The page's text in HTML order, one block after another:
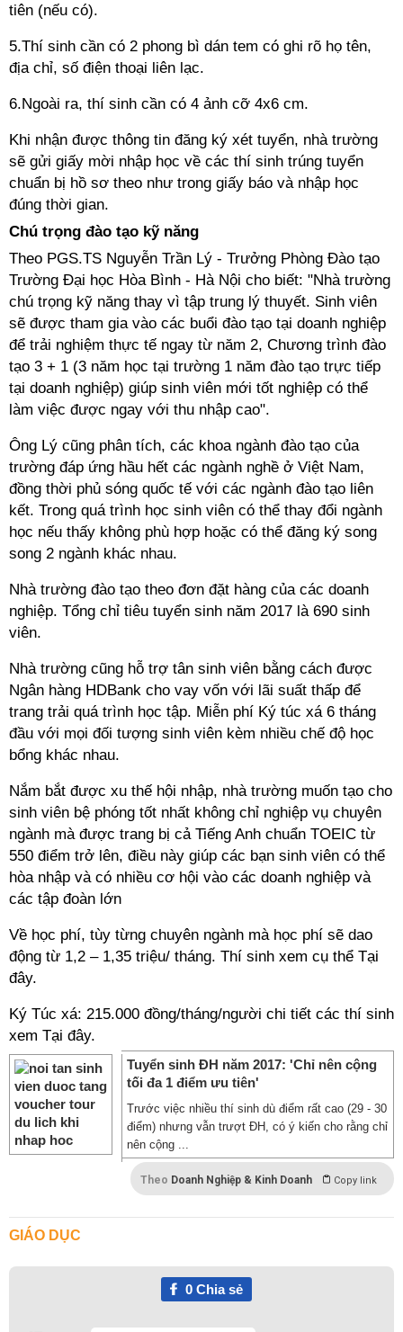
tiên (nếu có).
5.Thí sinh cần có 2 phong bì dán tem có ghi rõ họ tên,
địa chỉ, số điện thoại liên lạc.
6.Ngoài ra, thí sinh cần có 4 ảnh cỡ 4x6 cm.
Khi nhận được thông tin đăng ký xét tuyển, nhà trường
sẽ gửi giấy mời nhập học về các thí sinh trúng tuyển
chuẩn bị hồ sơ theo như trong giấy báo và nhập học
đúng thời gian.
Chú trọng đào tạo kỹ năng
Theo PGS.TS Nguyễn Trần Lý - Trưởng Phòng Đào tạo
Trường Đại học Hòa Bình - Hà Nội cho biết: "Nhà trường
chú trọng kỹ năng thay vì tập trung lý thuyết. Sinh viên
sẽ được tham gia vào các buổi đào tạo tại doanh nghiệp
để trải nghiệm thực tế ngay từ năm 2, Chương trình đào
tạo 3 + 1 (3 năm học tại trường 1 năm đào tạo trực tiếp
tại doanh nghiệp) giúp sinh viên mới tốt nghiệp có thể
làm việc được ngay với thu nhập cao".
Ông Lý cũng phân tích, các khoa ngành đào tạo của
trường đáp ứng hầu hết các ngành nghề ở Việt Nam,
đồng thời phủ sóng quốc tế với các ngành đào tạo liên
kết. Trong quá trình học sinh viên có thể thay đổi ngành
học nếu thấy không phù hợp hoặc có thể đăng ký song
song 2 ngành khác nhau.
Nhà trường đào tạo theo đơn đặt hàng của các doanh
nghiệp. Tổng chỉ tiêu tuyển sinh năm 2017 là 690 sinh
viên.
Nhà trường cũng hỗ trợ tân sinh viên bằng cách được
Ngân hàng HDBank cho vay vốn với lãi suất thấp để
trang trải quá trình học tập. Miễn phí Ký túc xá 6 tháng
đầu với mọi đối tượng sinh viên kèm nhiều chế độ học
bổng khác nhau.
Nắm bắt được xu thế hội nhập, nhà trường muốn tạo cho
sinh viên bệ phóng tốt nhất không chỉ nghiệp vụ chuyên
ngành mà được trang bị cả Tiếng Anh chuẩn TOEIC từ
550 điểm trở lên, điều này giúp các bạn sinh viên có thể
hòa nhập và có nhiều cơ hội vào các doanh nghiệp và
các tập đoàn lớn
Về học phí, tùy từng chuyên ngành mà học phí sẽ dao
động từ 1,2 – 1,35 triệu/ tháng. Thí sinh xem cụ thể Tại
đây.
Ký Túc xá: 215.000 đồng/tháng/người chi tiết các thí sinh
xem Tại đây.
Tuyển sinh ĐH năm 2017: 'Chỉ nên cộng
tối đa 1 điểm ưu tiên'
Trước việc nhiều thí sinh dù điểm rất cao (29 - 30
điểm) nhưng vẫn trượt ĐH, có ý kiến cho rằng chỉ
nên cộng ...
Theo Doanh Nghiệp & Kinh Doanh Copy link
GIÁO DỤC
0Chia sẻ